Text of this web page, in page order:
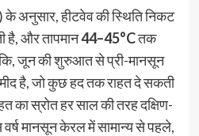
के अनुसार, हीटवेव की स्थिति निकट
है, और तापमान44–45°Cतक
जून की शुरुआत से प्री-मानसून
है, जो कुछ हद तक राहत दे सकती
का स्रोत हर साल की तरह दक्षिण-
वर्ष मानसून केरल में सामान्य से पहले,